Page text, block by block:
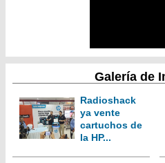
Galería de
Radioshack
ya vente
cartuchos de
la HP...